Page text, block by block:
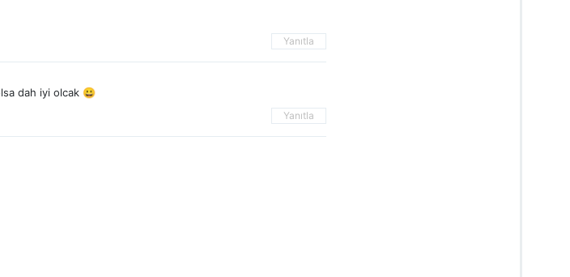
Yanıtla
dah iyi olcak 😀
Yanıtla